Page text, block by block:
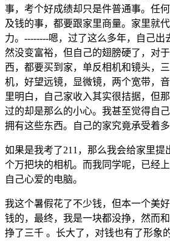
事，考个好成绩却只是件普通事。任
及钱的事，都要跟家里商量。家里就
力。--------嗯，过了这么多年，自己出
然没变富裕，但自己的翅膀硬了，对
西，都要买到家，单反相机和镜头，
机，好望远镜，显微镜，两个宽带，
里明白，自己家收入其实很拮据，但
过的却是那么的小心。我甚至觉得自
拥有这些东西。自己的家究竟承受着多
如果是我考了211，那么我会给家里提
个万把块的相机。而我同学呢，已经
自己心爱的电脑。
我这个暑假花了不少钱，但本一个美
钱的，最终，我是一块都没挣，然而
挣了三千 。长大了，对钱也有了形象